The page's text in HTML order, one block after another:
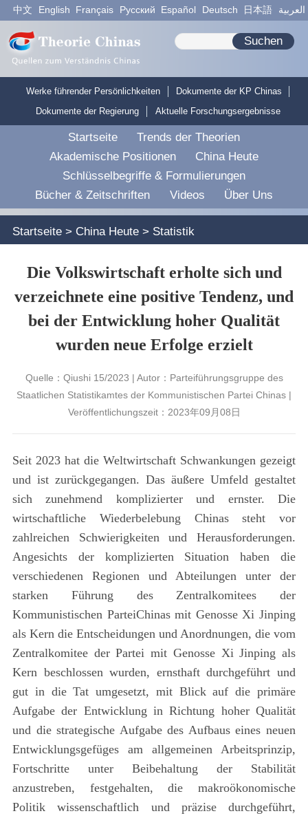
中文 English Français Pусский Español Deutsch 日本語 العربية
Suchen
Werke führender Persönlichkeiten
Dokumente der KP Chinas
Dokumente der Regierung
Aktuelle Forschungsergebnisse
Startseite
Trends der Theorien
Akademische Positionen
China Heute
Schlüsselbegriffe & Formulierungen
Bücher & Zeitschriften
Videos Über Uns
Startseite> China Heute> Statistik
Die Volkswirtschaft erholte sich und
verzeichnete eine positive Tendenz, und
bei der Entwicklung hoher Qualität
wurden neue Erfolge erzielt
Quelle：Qiushi 15/2023 | Autor：Parteiführungsgruppe des
Staatlichen Statistikamtes der Kommunistischen Partei Chinas |
Veröffentlichungszeit：2023年09月08日
Seit 2023 hat die Weltwirtschaft Schwankungen gezeigt
und ist zurückgegangen. Das äußere Umfeld gestaltet
sich zunehmend komplizierter und ernster. Die
wirtschaftliche Wiederbelebung Chinas steht vor
zahlreichen Schwierigkeiten und Herausforderungen.
Angesichts der komplizierten Situation haben die
verschiedenen Regionen und Abteilungen unter der
starken Führung des Zentralkomitees der
Kommunistischen ParteiChinas mit Genosse Xi Jinping
als Kern die Entscheidungen und Anordnungen, die vom
Zentralkomitee der Partei mit Genosse Xi Jinping als
Kern beschlossen wurden, ernsthaft durchgeführt und
gut in die Tat umgesetzt, mit Blick auf die primäre
Aufgabe der Entwicklung in Richtung hoher Qualität
und die strategische Aufgabe des Aufbaus eines neuen
Entwicklungsgefüges am allgemeinen Arbeitsprinzip,
Fortschritte unter Beibehaltung der Stabilität
anzustreben, festgehalten, die makroökonomische
Politik wissenschaftlich und präzise durchgeführt,